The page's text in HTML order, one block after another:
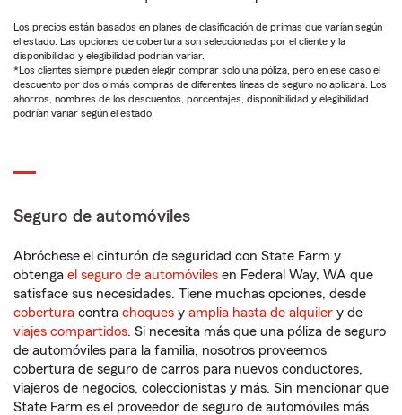
Los precios están basados en planes de clasificación de primas que varían según
el estado. Las opciones de cobertura son seleccionadas por el cliente y la
disponibilidad y elegibilidad podrían variar.
*Los clientes siempre pueden elegir comprar solo una póliza, pero en ese caso el
descuento por dos o más compras de diferentes líneas de seguro no aplicará. Los
ahorros, nombres de los descuentos, porcentajes, disponibilidad y elegibilidad
podrían variar según el estado.
Seguro de automóviles
Abróchese el cinturón de seguridad con State Farm y
obtenga el seguro de automóviles en Federal Way, WA que
satisface sus necesidades. Tiene muchas opciones, desde
cobertura contra choques y amplia hasta de alquiler y de
viajes compartidos. Si necesita más que una póliza de seguro
de automóviles para la familia, nosotros proveemos
cobertura de seguro de carros para nuevos conductores,
viajeros de negocios, coleccionistas y más. Sin mencionar que
State Farm es el proveedor de seguro de automóviles más